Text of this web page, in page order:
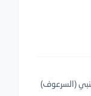
(السرعوف)